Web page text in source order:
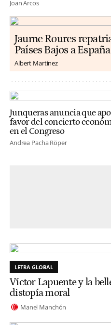
Joan Arcos
Jaume Roures
Países Bajos a España
Albert Martínez
Junqueras anuncia que
favor del concierto
en el Congreso
Andrea Pacha Röper
LETRA GLOBAL
Víctor Lapuente y la
distopía moral
Manel Manchón